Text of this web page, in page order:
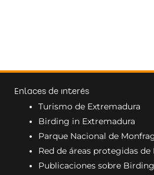
Enlaces de interés
Turismo de Extremadura
Birding in Extremadura
Parque Nacional de
Red de áreas protegidas de
Publicaciones sobre